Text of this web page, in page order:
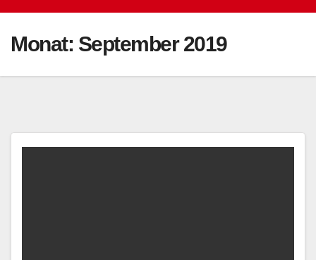
Monat: September 2019